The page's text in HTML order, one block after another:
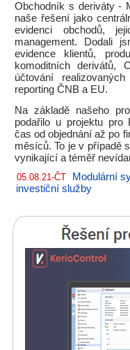
Obchodník s deriváty -
naše řešení jako
evidenci obchodů,
management. Dodali
evidence klientů,
komoditních derivátů,
účtování
reporting ČNB a EU.
Na základě našeho
podařilo u projektu pro
čas od objednání až po
měsíců. To je v případě
vynikající a téměř
05.08.21-ČT
Modulární
investiční služby